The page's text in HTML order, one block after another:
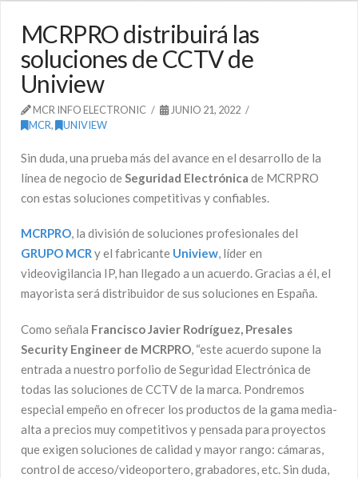
MCRPRO distribuirá las
soluciones de CCTV de
Uniview
MCR INFO ELECTRONIC
JUNIO 21, 2022
MCR, UNIVIEW
Sin duda, una prueba más del avance en el desarrollo de la
línea de negocio deSeguridad Electrónica de MCRPRO
con estas soluciones competitivas y confiables.
MCRPRO, la división de soluciones profesionales del
GRUPO MCRy el fabricante Uniview, líder en
videovigilancia IP, han llegado a un acuerdo. Gracias a él, el
mayorista será distribuidor de sus soluciones en España.
Como señala Francisco Javier Rodríguez, Presales
Security Engineer de MCRPRO, “este acuerdo supone la
entrada a nuestro porfolio de Seguridad Electrónica de
todas las soluciones de CCTV de la marca. Pondremos
especial empeño en ofrecer los productos de la gama media-
alta a precios muy competitivos y pensada para proyectos
que exigen soluciones de calidad y mayor rango: cámaras,
control de acceso/videoportero, grabadores, etc. Sin duda,